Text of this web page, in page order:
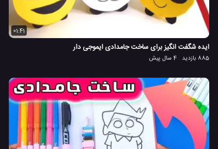
01:41
ایده شگفت انگیز برای ساخت جامدادی ایموجی دار
885 بازدید 4 سال پیش